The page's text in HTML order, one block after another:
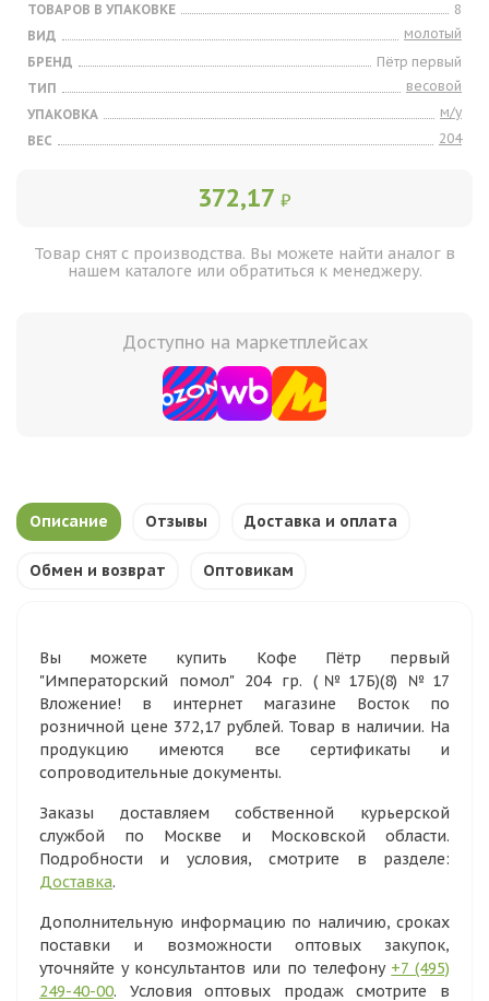
ТОВАРОВ В УПАКОВКЕ
8
ВИД
молотый
БРЕНД
Пётр первый
ТИП
весовой
УПАКОВКА
м/у
ВЕС
204
372,17 ₽
Товар снят с производства. Вы можете найти аналог в
нашем каталоге или обратиться к менеджеру.
Доступно на маркетплейсах
Описание Отзывы Доставка и оплата
Обмен и возврат Оптовикам
Вы можете купить Кофе Пётр первый
"Императорский помол" 204 гр. (№17Б)(8) №17
Вложение! в интернет магазине Восток по
розничной цене 372,17 рублей. Товар в наличии. На
продукцию имеются все сертификаты и
сопроводительные документы.
Заказы доставляем собственной курьерской
службой по Москве и Московской области.
Подробности и условия, смотрите в разделе:
Доставка.
Дополнительную информацию по наличию, сроках
поставки и возможности оптовых закупок,
уточняйте у консультантов или по телефону +7 (495)
249-40-00. Условия оптовых продаж смотрите в